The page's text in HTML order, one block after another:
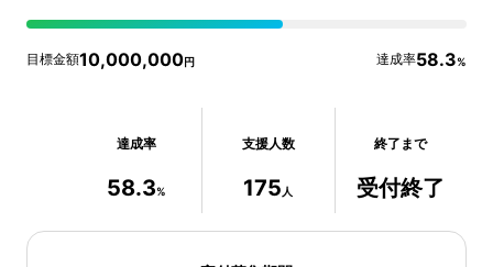
目標金額10,000,000円 達成率58.3%
達成率
58.3%
支援人数
175 人
終了まで
受付終了